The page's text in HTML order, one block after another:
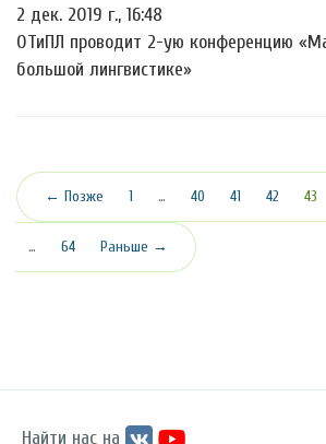
2 дек. 2019 г., 16:48
ОТиПЛ проводит 2-ую конференцию
большой лингвистике»
← Позже 1 … 40 41 42 43
… 64 Раньше →
Найти нас на